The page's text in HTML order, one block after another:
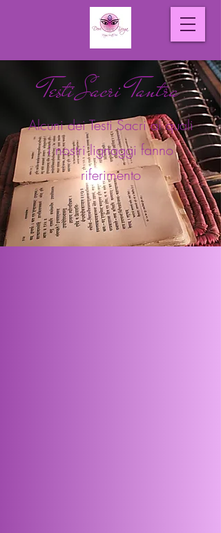
Testi Sacri Tantra
Alcuni dei Testi Sacri ai quali
i nostri lignaggi fanno
riferimento